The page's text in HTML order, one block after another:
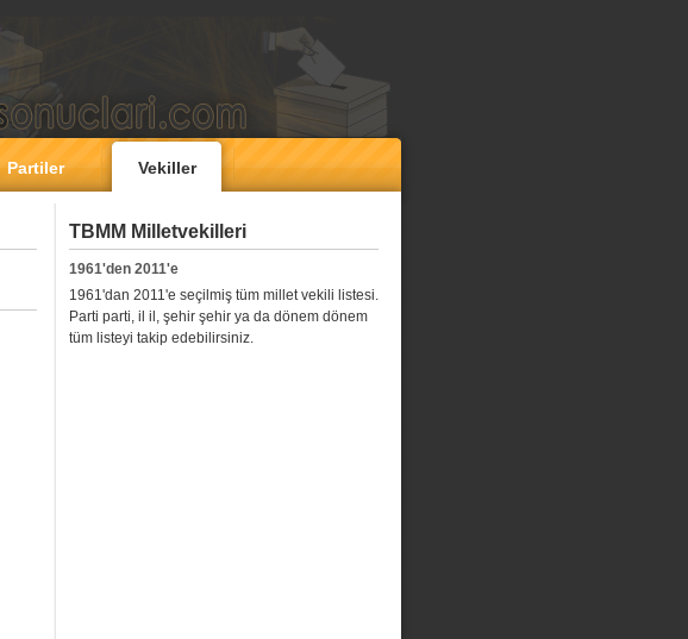
Partiler Vekiller
TBMM Milletvekilleri
1961'den 2011'e
1961'dan 2011'e seçilmiş tüm millet vekili listesi.
Parti parti, il il, şehir şehir ya da dönem dönem
tüm listeyi takip edebilirsiniz.